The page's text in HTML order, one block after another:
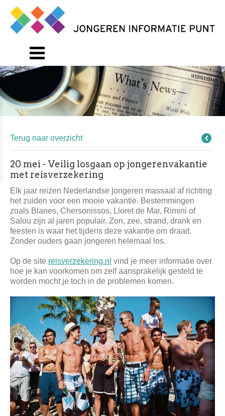
Terug naar overzicht
20 mei - Veilig losgaan op jongerenvakantie
met reisverzekering
Elk jaar reizen Nederlandse jongeren massaal af richting
het zuiden voor een mooie vakantie. Bestemmingen
zoals Blanes, Chersonissos, Lloret de Mar, Rimini of
Salou zijn al jaren populair. Zon, zee, strand, drank en
feesten is waar het tijdens deze vakantie om draait.
Zonder ouders gaan jongeren helemaal los.
Op de site reisverzekering.nl vind je meer informatie over
hoe je kan voorkomen om zelf aansprakelijk gesteld te
worden mocht je toch in de problemen komen.